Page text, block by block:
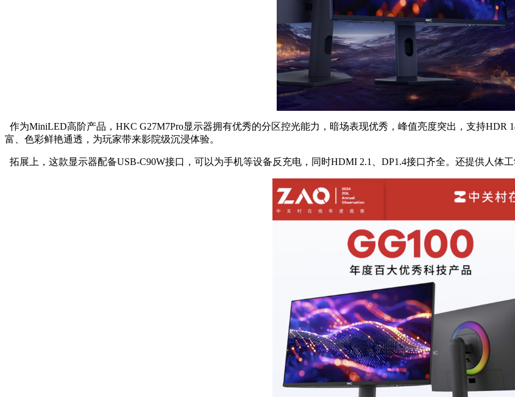
作为MiniLED高阶产品，HKC G27M7Pro显示器拥有优秀的分区控光能力，暗场表现优秀，峰值亮度突出，支持HDR
富、色彩鲜艳通透，为玩家带来影院级沉浸体验。
拓展上，这款显示器配备USB-C90W接口，可以为手机等设备反充电，同时HDMI 2.1、DP1.4接口齐全。还提供人体工